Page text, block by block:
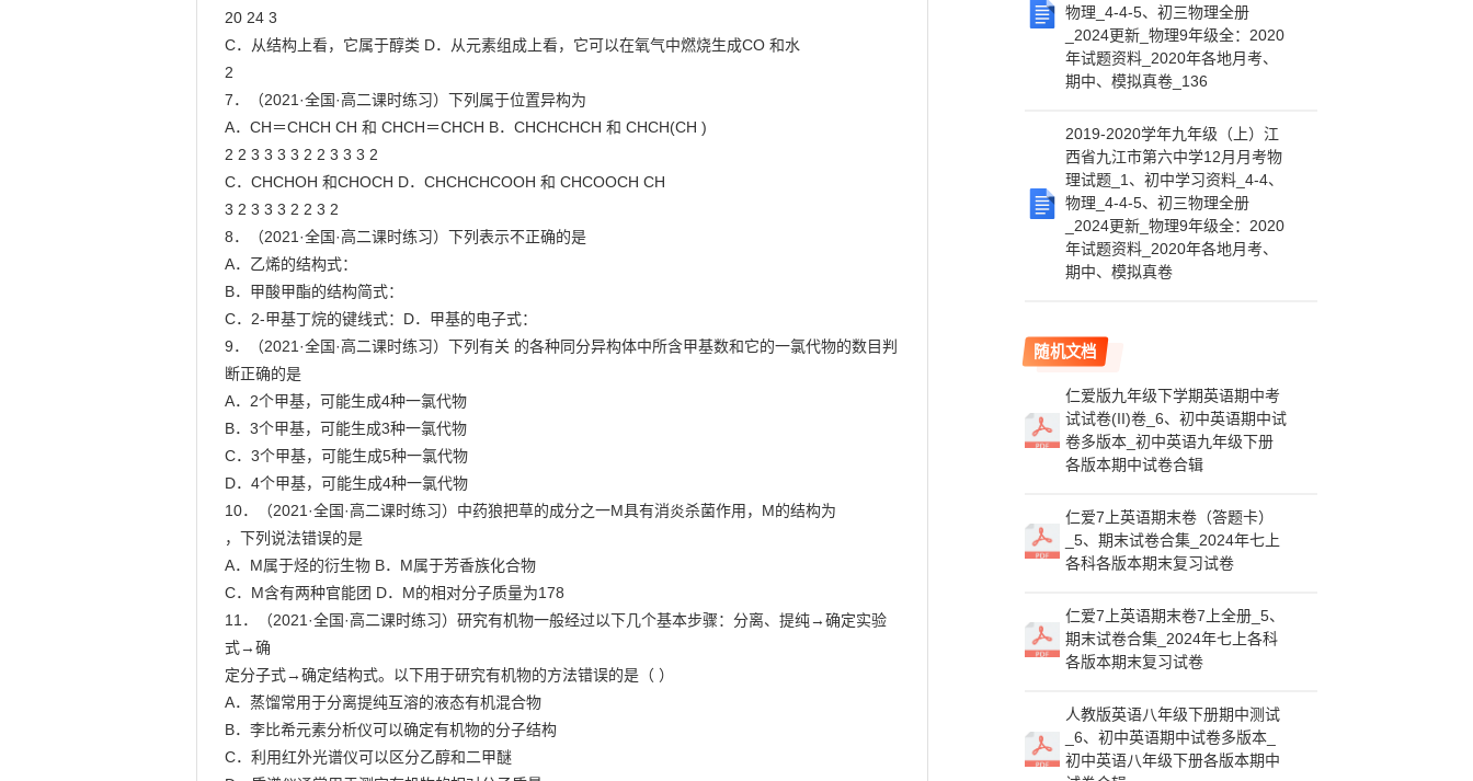
20 24 3
C．从结构上看，它属于醇类 D．从元素组成上看，它可以在氧气中燃烧生成CO 和水
2
7．（2021·全国·高二课时练习）下列属于位置异构为
A．CH＝CHCH CH 和 CHCH＝CHCH B．CHCHCHCH 和 CHCH(CH )
2 2 3 3 3 3 2 2 3 3 3 2
C．CHCHOH 和CHOCH D．CHCHCHCOOH 和 CHCOOCH CH
3 2 3 3 3 2 2 3 2
8．（2021·全国·高二课时练习）下列表示不正确的是
A．乙烯的结构式：
B．甲酸甲酯的结构简式：
C．2-甲基丁烷的键线式：D．甲基的电子式：
9．（2021·全国·高二课时练习）下列有关 的各种同分异构体中所含甲基数和它的一氯代物的数目判
断正确的是
A．2个甲基，可能生成4种一氯代物
B．3个甲基，可能生成3种一氯代物
C．3个甲基，可能生成5种一氯代物
D．4个甲基，可能生成4种一氯代物
10．（2021·全国·高二课时练习）中药狼把草的成分之一M具有消炎杀菌作用，M的结构为
，下列说法错误的是
A．M属于烃的衍生物 B．M属于芳香族化合物
C．M含有两种官能团 D．M的相对分子质量为178
11．（2021·全国·高二课时练习）研究有机物一般经过以下几个基本步骤：分离、提纯→确定实验
式→确
定分子式→确定结构式。以下用于研究有机物的方法错误的是（ ）
A．蒸馏常用于分离提纯互溶的液态有机混合物
B．李比希元素分析仪可以确定有机物的分子结构
C．利用红外光谱仪可以区分乙醇和二甲醚
物理_4-4-5、初三物理全册
_2024更新_物理9年级全：2020
年试题资料_2020年各地月考、
期中、模拟真卷_136
2019-2020学年九年级（上）江
西省九江市第六中学12月月考物
理试题_1、初中学习资料_4-4、
物理_4-4-5、初三物理全册
_2024更新_物理9年级全：2020
年试题资料_2020年各地月考、
期中、模拟真卷
随机文档
仁爱版九年级下学期英语期中考
试试卷(II)卷_6、初中英语期中试
卷多版本_初中英语九年级下册
各版本期中试卷合辑
仁爱7上英语期末卷（答题卡）
_5、期末试卷合集_2024年七上
各科各版本期末复习试卷
仁爱7上英语期末卷7上全册_5、
期末试卷合集_2024年七上各科
各版本期末复习试卷
人教版英语八年级下册期中测试
_6、初中英语期中试卷多版本_
初中英语八年级下册各版本期中